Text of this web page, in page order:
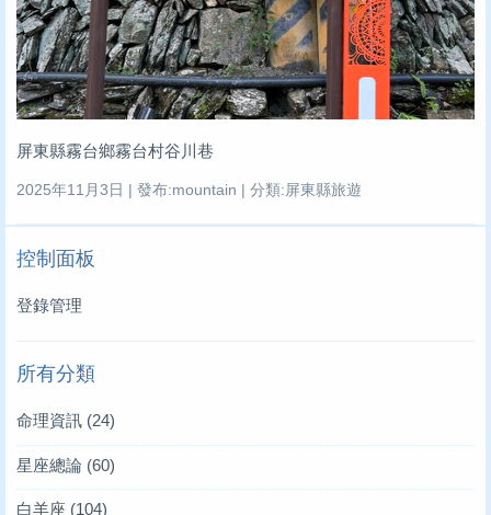
屏東縣霧台鄉霧台村谷川巷
2025年11月3日 | 發布:mountain | 分類:屏東縣旅遊
控制面板
登錄管理
所有分類
命理資訊 (24)
星座總論 (60)
白羊座 (104)